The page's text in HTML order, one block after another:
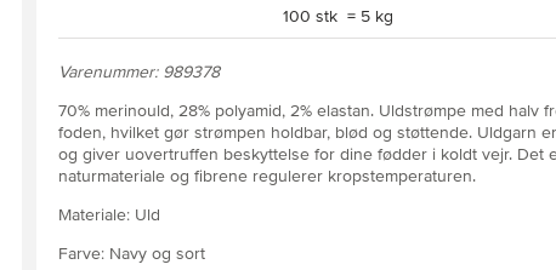
100 stk = 5 kg
Varenummer: 989378
70% merinould, 28% polyamid, 2% elastan. Uldstrømpe med halv
foden, hvilket gør strømpen holdbar, blød og støttende. Uldgarn
og giver uovertruffen beskyttelse for dine fødder i koldt vejr. Det
naturmateriale og fibrene regulerer kropstemperaturen.
Materiale: Uld
Farve: Navy og sort